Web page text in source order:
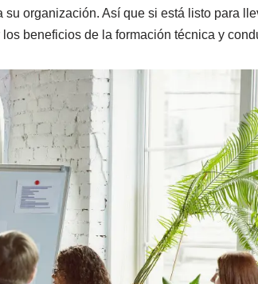
organización. Así que si está listo para
beneficios de la formación técnica y